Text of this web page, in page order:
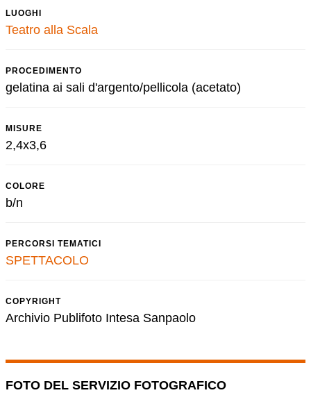
LUOGHI
Teatro alla Scala
PROCEDIMENTO
gelatina ai sali d'argento/pellicola (acetato)
MISURE
2,4x3,6
COLORE
b/n
PERCORSI TEMATICI
SPETTACOLO
COPYRIGHT
Archivio Publifoto Intesa Sanpaolo
FOTO DEL SERVIZIO FOTOGRAFICO